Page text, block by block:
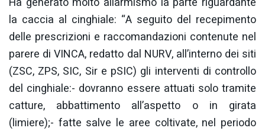
la caccia al cinghiale: “A seguito del recepimento
delle prescrizioni e raccomandazioni contenute nel
parere di VINCA, redatto dal NURV, all’interno dei siti
(ZSC, ZPS, SIC, Sir e pSIC) gli interventi di controllo
del cinghiale:- dovranno essere attuati solo tramite
catture, abbattimento all’aspetto o in girata
(limiere);- fatte salve le aree coltivate, nel periodo